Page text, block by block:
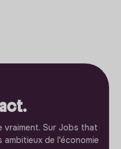
vraiment. Sur Jobs that
ambitieux de l'économie